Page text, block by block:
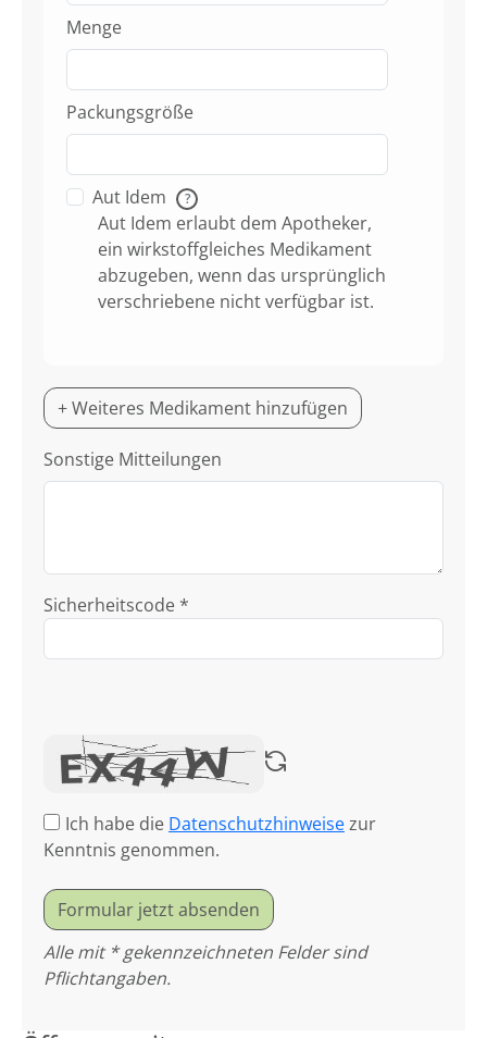
Menge
Packungsgröße
Aut Idem ?
Aut Idem erlaubt dem Apotheker,
ein wirkstoffgleiches Medikament
abzugeben, wenn das ursprünglich
verschriebene nicht verfügbar ist.
+ Weiteres Medikament hinzufügen
Sonstige Mitteilungen
Sicherheitscode *
Ich habe die Datenschutzhinweisezur
Kenntnis genommen.
Formular jetzt absenden
Alle mit * gekennzeichneten Felder sind
Pflichtangaben.